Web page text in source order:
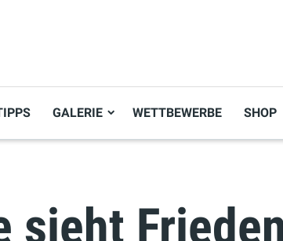
GALERIE WETTBEWERBE SHOP
sieht